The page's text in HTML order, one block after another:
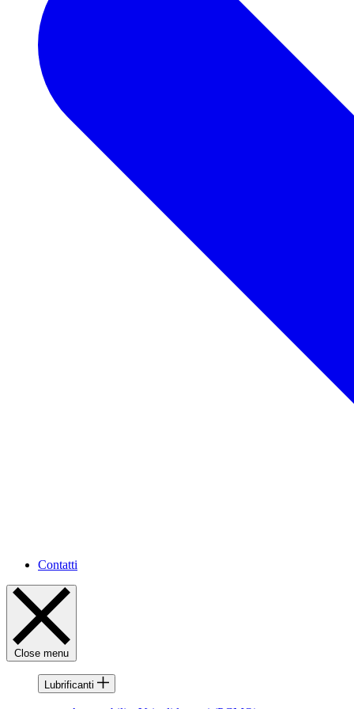
Contatti
Close menu
Lubrificanti